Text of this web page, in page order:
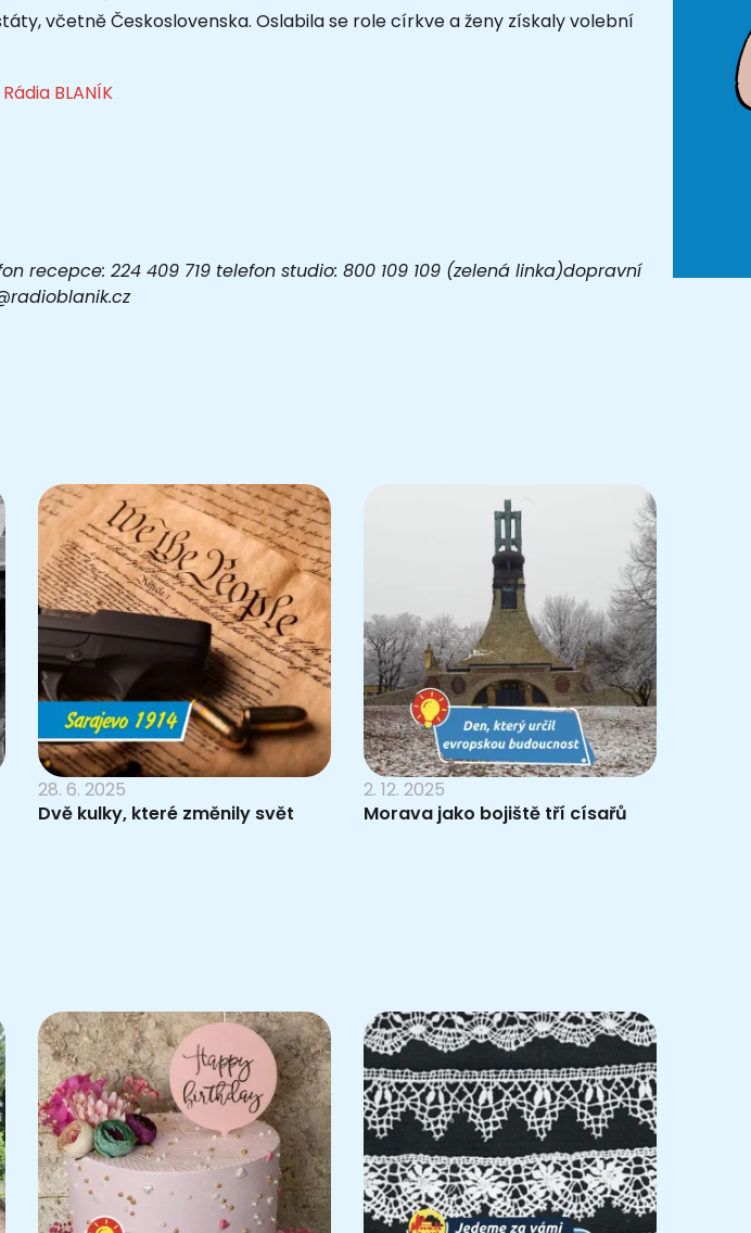
včetně Československa. Oslabila se role církve a ženy získaly volební
BLANÍK
recepce: 224 409 719 telefon studio: 800 109 109 (zelená linka)dopravní
28. 6. 2025
Dvě kulky, které změnily svět
2. 12. 2025
Morava jako bojiště tří císařů